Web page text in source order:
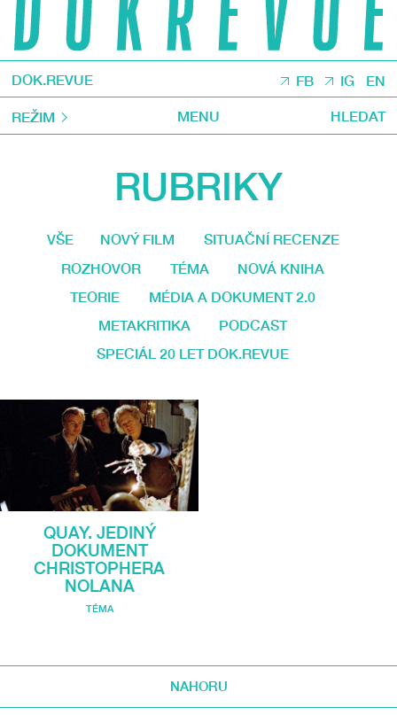
DOK.REVUE FB IG EN
REŽIM MENU HLEDAT
RUBRIKY
VŠE NOVÝ FILM
SITUAČNÍ RECENZE
ROZHOVOR
TÉMA
NOVÁ KNIHA
TEORIE
MÉDIA A DOKUMENT 2.0
METAKRITIKA
PODCAST
SPECIÁL 20 LET DOK.REVUE
QUAY. JEDINÝ
DOKUMENT
CHRISTOPHERA
NOLANA
TÉMA
NAHORU